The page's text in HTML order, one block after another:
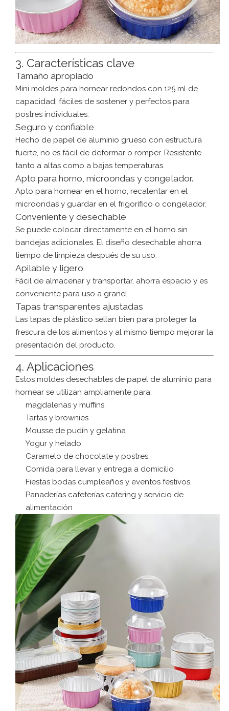
3. Características clave
Tamaño apropiado
Mini moldes para hornear redondos con 125 ml de
capacidad, fáciles de sostener y perfectos para
postres individuales.
Seguro y confiable
Hecho de papel de aluminio grueso con estructura
fuerte, no es fácil de deformar o romper. Resistente
tanto a altas como a bajas temperaturas.
Apto para horno, microondas y congelador.
Apto para hornear en el horno, recalentar en el
microondas y guardar en el frigorífico o congelador.
Conveniente y desechable
Se puede colocar directamente en el horno sin
bandejas adicionales. El diseño desechable ahorra
tiempo de limpieza después de su uso.
Apilable y ligero
Fácil de almacenar y transportar, ahorra espacio y es
conveniente para uso a granel.
Tapas transparentes ajustadas
Las tapas de plástico sellan bien para proteger la
frescura de los alimentos y al mismo tiempo mejorar la
presentación del producto.
4. Aplicaciones
Estos moldes desechables de papel de aluminio para
hornear se utilizan ampliamente para:
magdalenas y muffins
Tartas y brownies
Mousse de pudín y gelatina
Yogur y helado
Caramelo de chocolate y postres.
Comida para llevar y entrega a domicilio
Fiestas bodas cumpleaños y eventos festivos.
Panaderías cafeterías catering y servicio de
alimentación